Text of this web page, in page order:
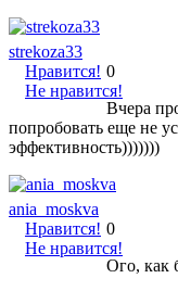
strekoza33
Нравится!
Не нравится!
0
Вчера
попробовать еще не
эффективность)))))))
ania_moskva
Нравится!
Не нравится!
0
Ого, как